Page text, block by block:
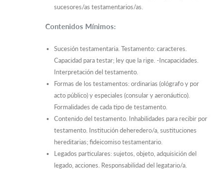
sucesores/as testamentarios/as.
Contenidos Mínimos:
Sucesión testamentaria. Testamento: caracteres.
Capacidad para testar; ley que la rige. -Incapacidades.
Interpretación del testamento.
Formas de los testamentos: ordinarias (ológrafo y por
acto público) y especiales (consular y aeronáutico).
Formalidades de cada tipo de testamento.
Contenido del testamento. Inhabilidades para recibir por
testamento. Institución deheredero/a, sustituciones
hereditarias; fideicomiso testamentario.
Legados particulares: sujetos, objeto, adquisición del
legado, acciones. Responsabilidad del legatario/a.